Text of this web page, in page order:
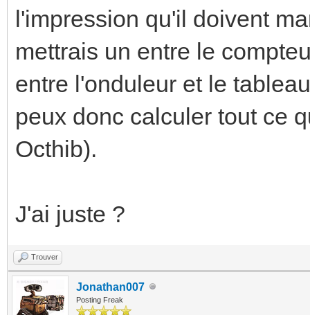
l'impression qu'il doivent
mettrais un entre le
entre l'onduleur et le
peux donc calculer tout ce
Octhib).
J'ai juste ?
Trouver
Jonathan007
Posting Freak